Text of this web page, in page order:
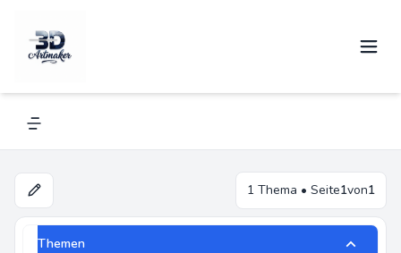
Navigation menu
1 Thema • Seite1von1
Themen